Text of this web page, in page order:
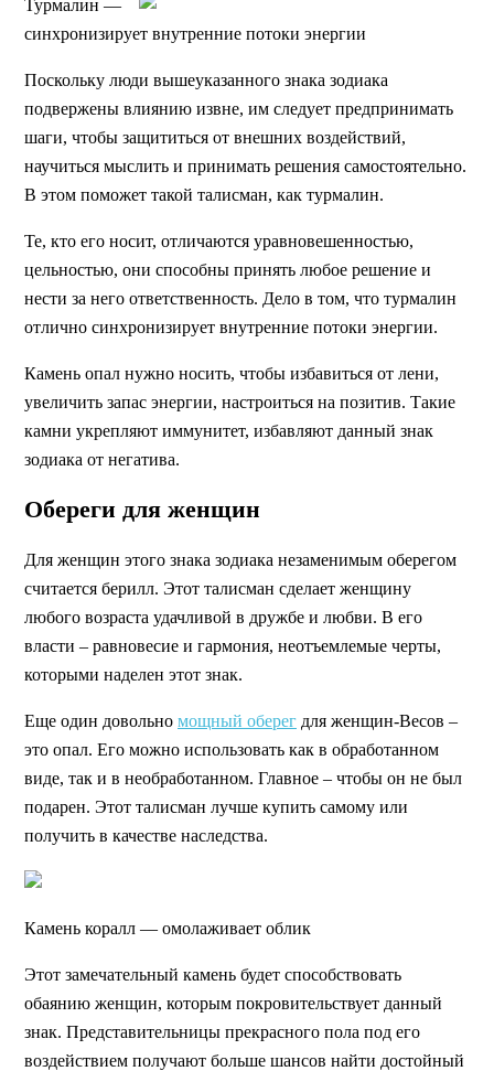
Турмалин —
синхронизирует внутренние потоки энергии
Поскольку люди вышеуказанного знака зодиака
подвержены влиянию извне, им следует предпринимать
шаги, чтобы защититься от внешних воздействий,
научиться мыслить и принимать решения самостоятельно.
В этом поможет такой талисман, как турмалин.
Те, кто его носит, отличаются уравновешенностью,
цельностью, они способны принять любое решение и
нести за него ответственность. Дело в том, что турмалин
отлично синхронизирует внутренние потоки энергии.
Камень опал нужно носить, чтобы избавиться от лени,
увеличить запас энергии, настроиться на позитив. Такие
камни укрепляют иммунитет, избавляют данный знак
зодиака от негатива.
Обереги для женщин
Для женщин этого знака зодиака незаменимым оберегом
считается берилл. Этот талисман сделает женщину
любого возраста удачливой в дружбе и любви. В его
власти – равновесие и гармония, неотъемлемые черты,
которыми наделен этот знак.
Еще один довольно мощный оберег для женщин-Весов –
это опал. Его можно использовать как в обработанном
виде, так и в необработанном. Главное – чтобы он не был
подарен. Этот талисман лучше купить самому или
получить в качестве наследства.
Камень коралл — омолаживает облик
Этот замечательный камень будет способствовать
обаянию женщин, которым покровительствует данный
знак. Представительницы прекрасного пола под его
воздействием получают больше шансов найти достойный